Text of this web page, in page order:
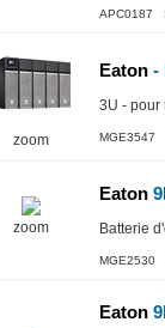
APC0187
zoom
Eaton -
3U - pour
MGE3547
zoom
Eaton
Batterie
MGE2530
Eaton